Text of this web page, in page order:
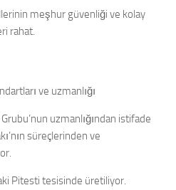
meşhur güvenliği ve kolay
rahat.
ve uzmanlığı
uzmanlığından istifade
süreçlerinden ve
Pitesti tesisinde üretiliyor.